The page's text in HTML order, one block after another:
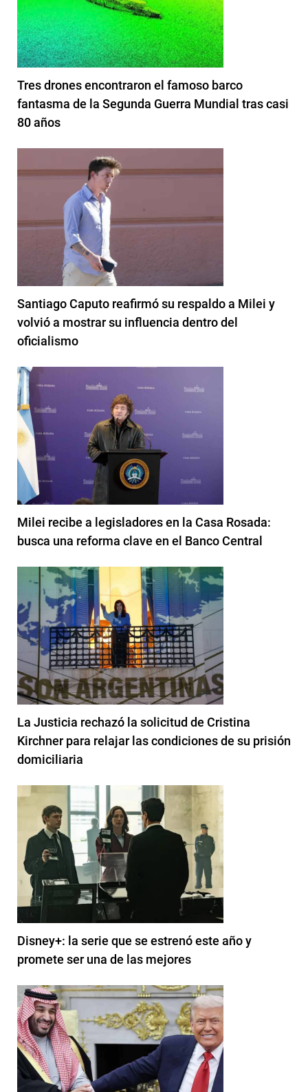
Tres drones encontraron el famoso barco
fantasma de la Segunda Guerra Mundial tras casi
80 años
Santiago Caputo reafirmó su respaldo a Milei y
volvió a mostrar su influencia dentro del
oficialismo
Milei recibe a legisladores en la Casa Rosada:
busca una reforma clave en el Banco Central
La Justicia rechazó la solicitud de Cristina
Kirchner para relajar las condiciones de su prisión
domiciliaria
Disney+: la serie que se estrenó este año y
promete ser una de las mejores